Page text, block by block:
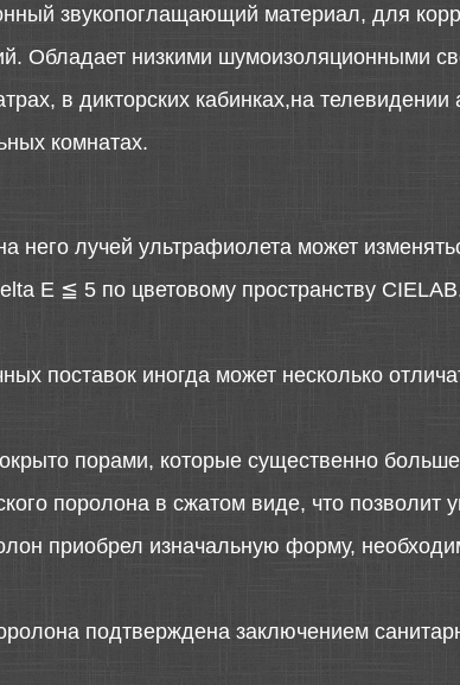
звукопоглащающий материал, для
Обладает низкими шумоизоляционными
в дикторских кабинках,на телевидении
комнатах.
него лучей ультрафиолета может
E ≦ 5 по цветовому пространству
поставок иногда может несколько
порами, которые существенно
поролона в сжатом виде, что позволит
приобрел изначальную форму,
подтверждена заключением